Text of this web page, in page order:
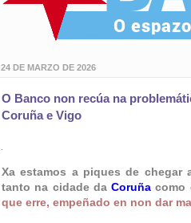
24 DE MARZO DE 2026
O Banco non recúa na
Coruña e Vigo
Xa estamos a piques de chegar
tanto na cidade da Coruña como
que erre, empeñado en non dar